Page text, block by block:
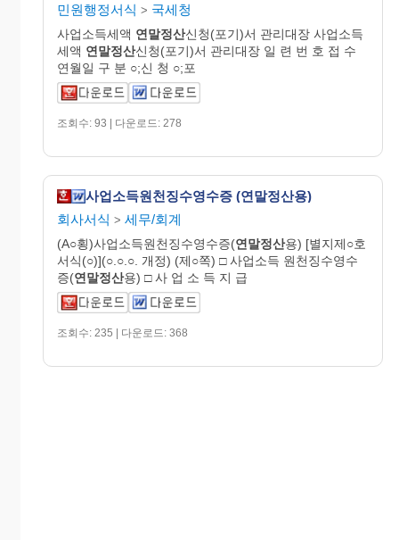
민원행정서식 > 국세청
사업소득세액 연말정산신청(포기)서 관리대장 사업소득
세액 연말정산신청(포기)서 관리대장 일 련 번 호 접 수
연월일 구 분 ○;신 청 ○;포
조회수: 93 | 다운로드: 278
사업소득원천징수영수증 (연말정산용)
회사서식 > 세무/회계
(A○횡)사업소득원천징수영수증(연말정산용) [별지제○호
서식(○)](○.○.○. 개정) (제○쪽) □ 사업소득 원천징수영수
증(연말정산용) □ 사 업 소 득 지 급
조회수: 235 | 다운로드: 368